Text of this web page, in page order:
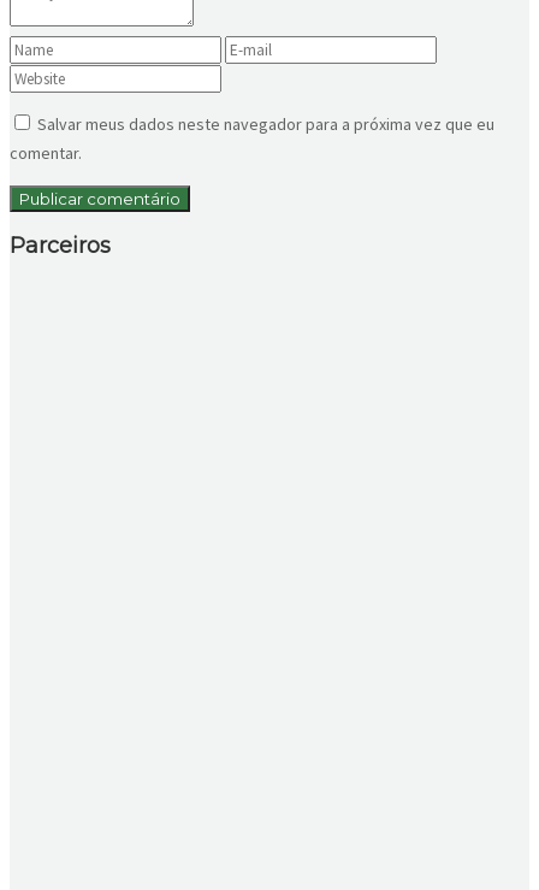
Salvar meus dados neste navegador para a próxima vez que eu
comentar.
Parceiros